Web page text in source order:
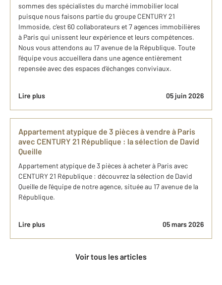
sommes des spécialistes du marché immobilier local
puisque nous faisons partie du groupe CENTURY 21
Immoside, c’est 60 collaborateurs et 7 agences immobilières
à Paris qui unissent leur expérience et leurs compétences.
Nous vous attendons au 17 avenue de la République. Toute
l’équipe vous accueillera dans une agence entièrement
repensée avec des espaces d’échanges conviviaux.
Lire plus 05 juin 2026
Appartement atypique de 3 pièces à​ vendre à Paris​
avec CENTURY 21 République : ​la sélection de David
Queille
Appartement atypique de 3 pièces à​ acheter à Paris​ avec
CENTURY 21 République : découvrez la sélection de David
Queille ​de l'équipe de notre agence, située au 17 avenue de la
République.
Lire plus 05 mars 2026
Voir tous les articles